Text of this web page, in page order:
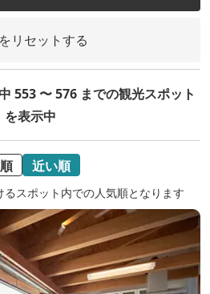
リセットする
553 〜 576 までの観光スポット
を表示中
近い順
スポット内での人気順となります